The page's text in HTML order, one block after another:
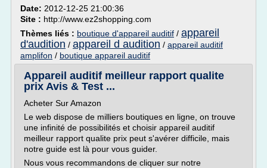
Date: 2012-12-25 21:00:36
Site : http://www.ez2shopping.com
Thèmes liés : boutique d'appareil auditif / appareil
d'audition / appareil d audition / appareil auditif
amplifon / boutique appareil auditif
Appareil auditif meilleur rapport qualite
prix Avis & Test ...
Acheter Sur Amazon
Le web dispose de milliers boutiques en ligne, on trouve
une infinité de possibilités et choisir appareil auditif
meilleur rapport qualite prix peut s'avérer difficile, mais
notre guide est là pour vous guider.
Nous vous recommandons de cliquer sur notre